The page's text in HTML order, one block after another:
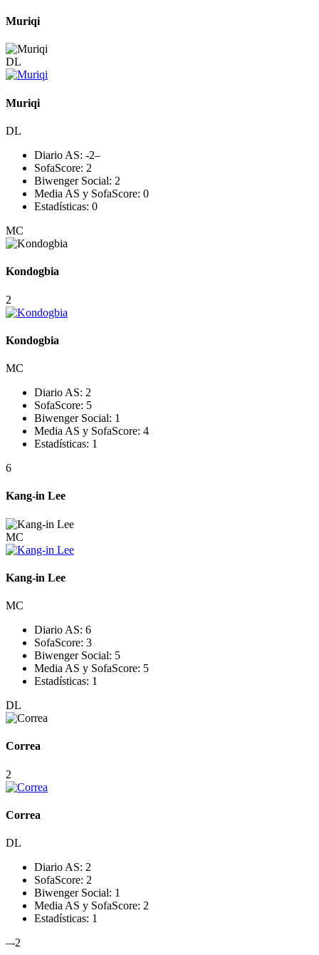
Muriqi
DL
Muriqi
DL
Diario AS: -2–
SofaScore: 2
Biwenger Social: 2
Media AS y SofaScore: 0
Estadísticas: 0
MC
Kondogbia
2
Kondogbia
MC
Diario AS: 2
SofaScore: 5
Biwenger Social: 1
Media AS y SofaScore: 4
Estadísticas: 1
6
Kang-in Lee
MC
Kang-in Lee
MC
Diario AS: 6
SofaScore: 3
Biwenger Social: 5
Media AS y SofaScore: 5
Estadísticas: 1
DL
Correa
2
Correa
DL
Diario AS: 2
SofaScore: 2
Biwenger Social: 1
Media AS y SofaScore: 2
Estadísticas: 1
–-2